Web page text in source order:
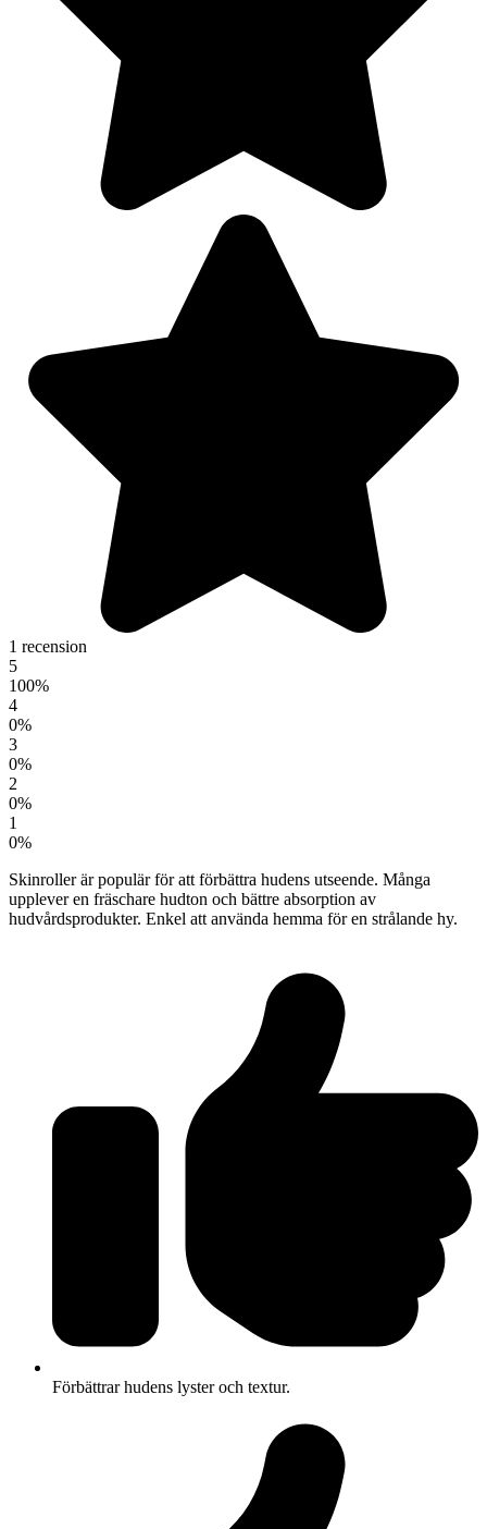
1 recension
5
100%
4
0%
3
0%
2
0%
1
0%
Skinroller är populär för att förbättra hudens utseende. Många
upplever en fräschare hudton och bättre absorption av
hudvårdsprodukter. Enkel att använda hemma för en strålande hy.
Förbättrar hudens lyster och textur.